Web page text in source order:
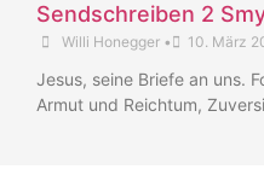
Sendschreiben 2
Willi Honegger • 10. März
Jesus, seine Briefe an uns.
Armut und Reichtum,